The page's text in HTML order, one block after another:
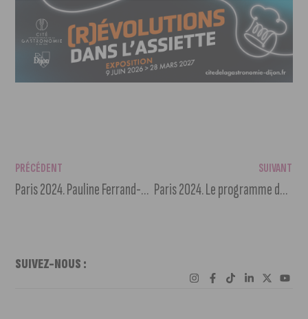
PRÉCÉDENT
Paris 2024. Pauline Ferrand-Prévot médaillée d’or en VTT
SUIVANT
Paris 2024. Le programme de la fan zone du Jardin Darcy
SUIVEZ-NOUS :